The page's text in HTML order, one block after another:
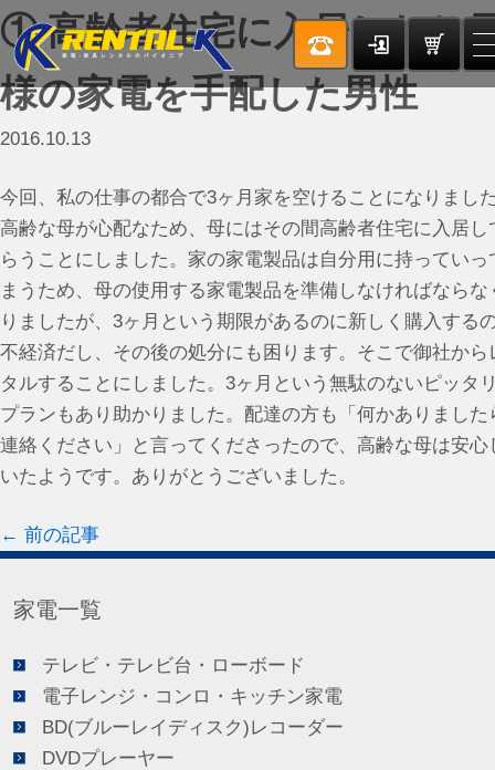
① 高齢者住宅に入居したお
様の家電を手配した男性
2016.10.13
今回、私の仕事の都合で3ヶ月家を空けることになりまし
高齢な母が心配なため、母にはその間高齢者住宅に入居し
らうことにしました。家の家電製品は自分用に持っていっ
まうため、母の使用する家電製品を準備しなければならな
りましたが、3ヶ月という期限があるのに新しく購入する
不経済だし、その後の処分にも困ります。そこで御社から
タルすることにしました。3ヶ月という無駄のないピッタ
プランもあり助かりました。配達の方も「何かありました
連絡ください」と言ってくださったので、高齢な母は安心
いたようです。ありがとうございました。
← 前の記事
家電一覧
テレビ・テレビ台・ローボード
電子レンジ・コンロ・キッチン家電
BD(ブルーレイディスク)レコーダー
DVDプレーヤー